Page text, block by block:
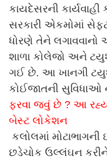
કાયદેસરની
સરકારી એકમોમાં
ધોરણે તેને
શાળા કોલેજો અને
ગઈ છે. આ ખાનગી
કોઈજાતની
ફરવા જવું છે ? આ
બેસ્ટ લોકેશન
કલોલમાં મોટાભાગની
છડેચોક ઉલ્લંઘન